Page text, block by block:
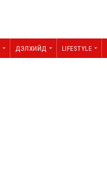
ДЭЛХИЙД LIFESTYLE